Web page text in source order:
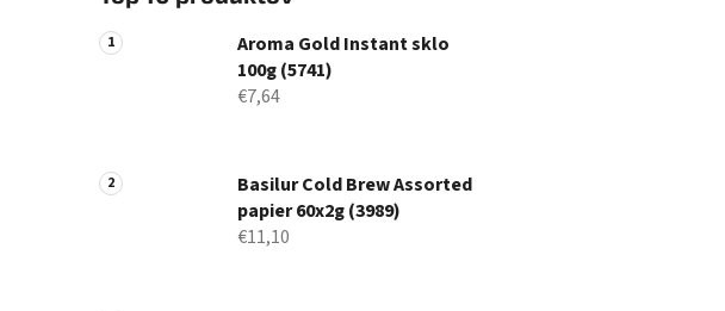
Aroma Gold Instant sklo
100g (5741)
€7,64
Basilur Cold Brew Assorted
papier 60x2g (3989)
€11,10